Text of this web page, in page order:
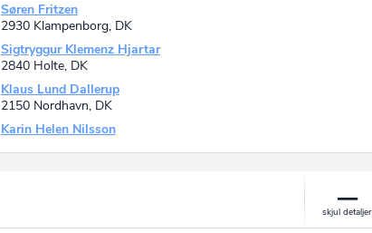
Søren Fritzen
2930 Klampenborg, DK
Sigtryggur Klemenz Hjartar
2840 Holte, DK
Klaus Lund Dallerup
2150 Nordhavn, DK
Karin Helen Nilsson